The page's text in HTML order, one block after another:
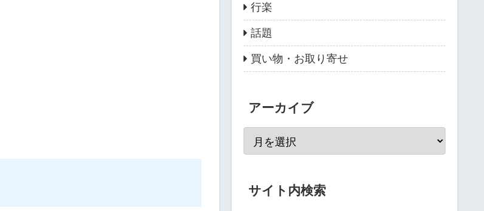
行楽
話題
買い物・お取り寄せ
アーカイブ
サイト内検索